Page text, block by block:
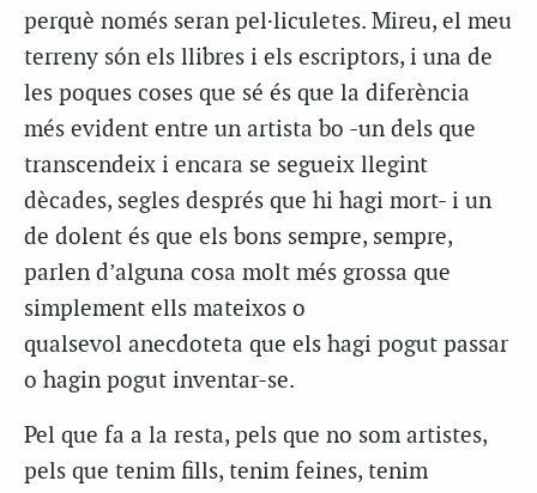
perquè només seran pel·liculetes. Mireu, el meu
terreny són els llibres i els escriptors, i una de
les poques coses que sé és que la diferència
més evident entre un artista bo -un dels que
transcendeix i encara se segueix llegint
dècades, segles després que hi hagi mort- i un
de dolent és que els bons sempre, sempre,
parlen d’alguna cosa molt més grossa que
simplement ells mateixos o
qualsevol anecdoteta que els hagi pogut passar
o hagin pogut inventar-se.
Pel que fa a la resta, pels que no som artistes,
pels que tenim fills, tenim feines, tenim